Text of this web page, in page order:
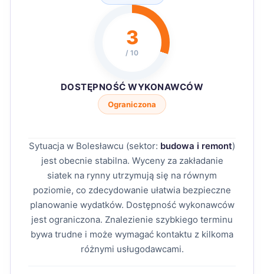
3
/ 10
DOSTĘPNOŚĆ WYKONAWCÓW
Ograniczona
Sytuacja w Bolesławcu (sektor: budowa i remont)
jest obecnie stabilna. Wyceny za zakładanie
siatek na rynny utrzymują się na równym
poziomie, co zdecydowanie ułatwia bezpieczne
planowanie wydatków. Dostępność wykonawców
jest ograniczona. Znalezienie szybkiego terminu
bywa trudne i może wymagać kontaktu z kilkoma
różnymi usługodawcami.